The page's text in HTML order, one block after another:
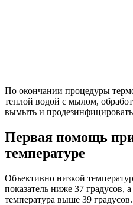
По окончании процедуры
теплой водой с мылом,
вымыть и
Первая помощь
температуре
Объективно низкой
показатель ниже 37 градусов,
температура выше 39